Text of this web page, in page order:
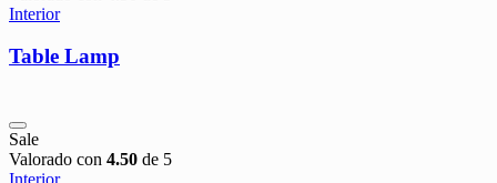
Interior
Table Lamp
Sale
Valorado con 4.50 de 5
Interior